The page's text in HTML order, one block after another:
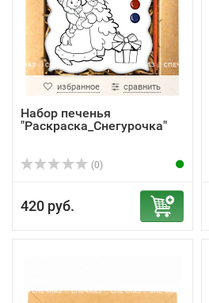
избранное сравнить
Набор печенья
"Раскраска_Снегурочка"
(0)
420 руб.